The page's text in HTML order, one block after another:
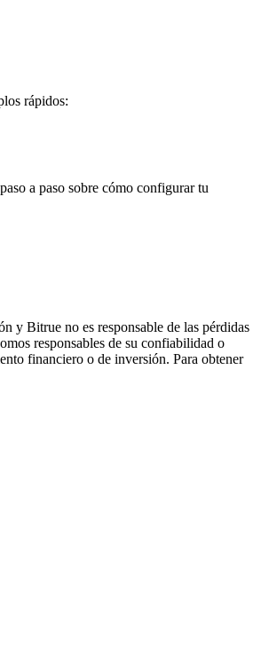
rápidos:
a paso sobre cómo configurar tu
y Bitrue no es responsable de las pérdidas
responsables de su confiabilidad o
financiero o de inversión. Para obtener